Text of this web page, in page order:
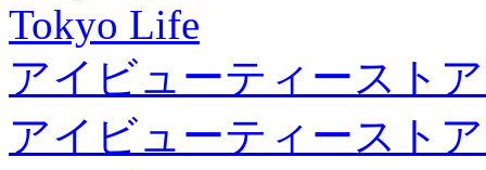
Tokyo Life
アイビューティースト
アイビューティースト